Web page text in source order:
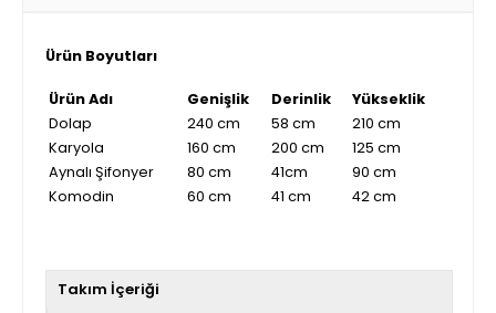
Ürün Boyutları
Ürün Adı Genişlik Derinlik
Yükseklik
Dolap
240 cm 58 cm
210 cm
Karyola
160 cm 200 cm
125 cm
Aynalı Şifonyer
80 cm 41cm
90 cm
Komodin
60 cm 41 cm 42 cm
Takım İçeriği